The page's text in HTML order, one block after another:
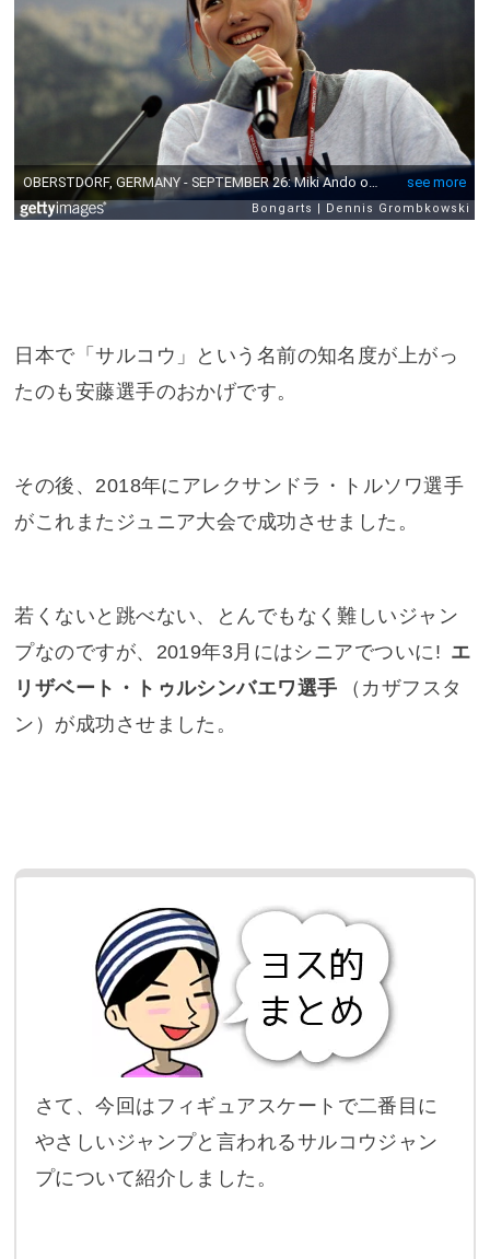
日本で「サルコウ」という名前の知名度が上がっ
たのも安藤選手のおかげです。
その後、2018年にアレクサンドラ・トルソワ選手
がこれまたジュニア大会で成功させました。
若くないと跳べない、とんでもなく難しいジャン
プなのですが、2019年3月にはシニアでついに! エ
リザベート・トゥルシンバエワ選手
（カザフスタ
ン）が成功させました。
さて、今回はフィギュアスケートで二番目に
やさしいジャンプと言われるサルコウジャン
プについて紹介しました。